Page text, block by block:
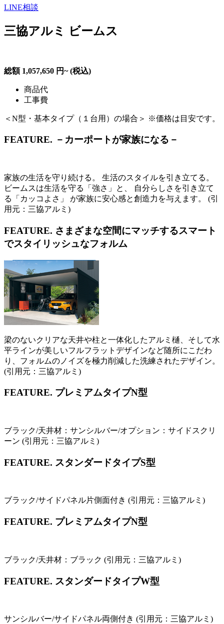
LINE相談
三協アルミ ビームス
総額1,057,650 円~(税込)
商品代
工事費
＜N型・基本タイプ（１台用）の場合＞ ※価格は目安です。
FEATURE. －カーポートが家族になる－
家族の生活を守り続ける。 生活のスタイルを引き立てる。
ビームスは生活を守る「強さ」と、 自分らしさを引き立て
る「カッコよさ」 が家族に安心感と創造力を与えます。 (引
用元：三協アルミ)
FEATURE. さまざまな空間にマッチするスマート
でスタイリッシュなフォルム
梁のないクリアな天井や柱と一体化したアルミ樋、そして水
平ラインが美しいフルフラットデザインなど随所にこだわ
り、フォルムのノイズを極力削減した洗練されたデザイン。
(引用元：三協アルミ)
FEATURE. プレミアムタイプN型
ブラック/天井材：サンシルバー/オプション：サイドスクリ
ーン (引用元：三協アルミ)
FEATURE. スタンダードタイプS型
ブラック/サイドパネル片側面付き (引用元：三協アルミ)
FEATURE. プレミアムタイプN型
ブラック/天井材：ブラック (引用元：三協アルミ)
FEATURE. スタンダードタイプW型
サンシルバー/サイドパネル両側付き (引用元：三協アルミ)